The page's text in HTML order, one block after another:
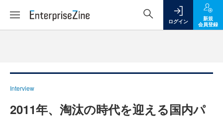
ログイン
新規
会員登録
Interview
2011年、淘汰の時代を迎える国内パ